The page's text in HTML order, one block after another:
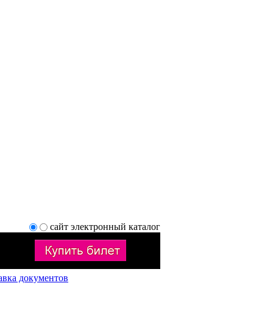
сайт электронный каталог
документов